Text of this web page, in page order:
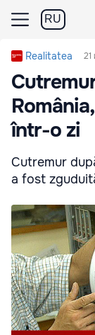
RU
Realitatea 21
într-o zi
Cutremur
a fost